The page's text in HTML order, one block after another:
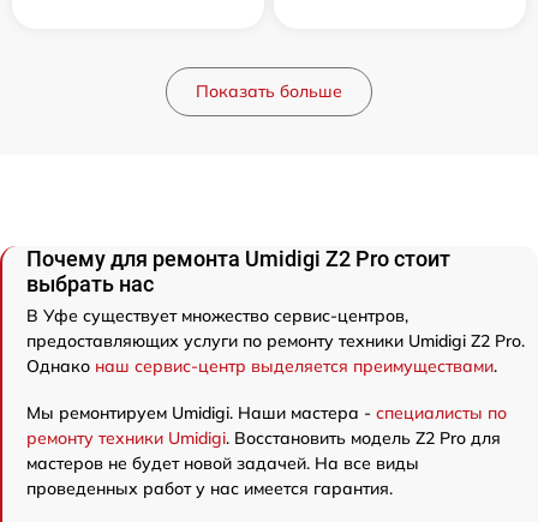
Показать больше
Почему для ремонта Umidigi Z2 Pro стоит
выбрать нас
В Уфе существует множество сервис-центров,
предоставляющих услуги по ремонту техники Umidigi Z2 Pro.
Однако наш сервис-центр выделяется преимуществами.
Мы ремонтируем Umidigi. Наши мастера - специалисты по
ремонту техники Umidigi. Восстановить модель Z2 Pro для
мастеров не будет новой задачей. На все виды
проведенных работ у нас имеется гарантия.